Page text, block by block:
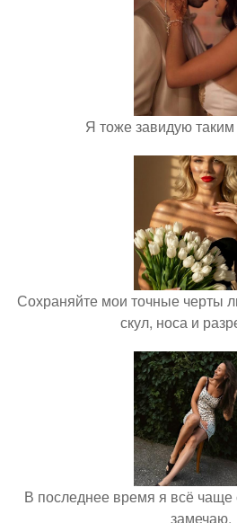
Я тоже завидую
Сохраняйте мои точные черты
скул, носа и
В последнее время я всё чаще
замечаю.